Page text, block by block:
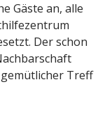
Gäste an, alle
Der schon
Treff